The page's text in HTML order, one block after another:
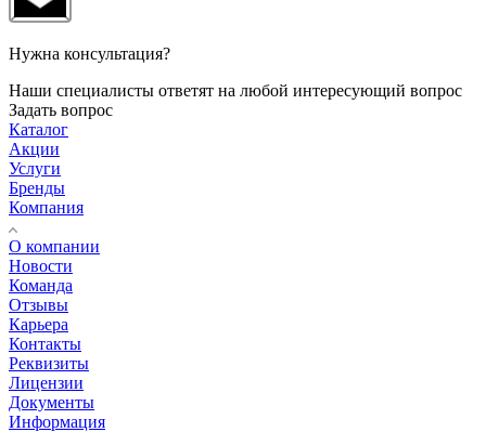
Нужна консультация?
Наши специалисты ответят на любой интересующий вопрос
Задать вопрос
Каталог
Акции
Услуги
Бренды
Компания
О компании
Новости
Команда
Отзывы
Карьера
Контакты
Реквизиты
Лицензии
Документы
Информация